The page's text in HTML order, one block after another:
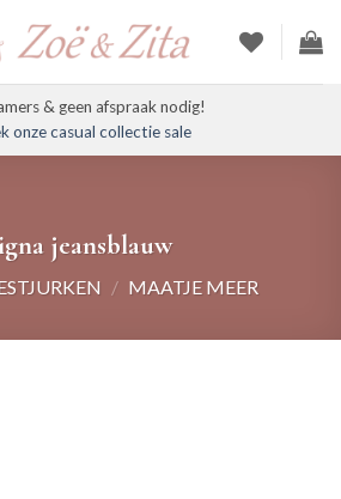
& geen afspraak nodig!
onze casual collectie sale
jeansblauw
/ MAATJE MEER